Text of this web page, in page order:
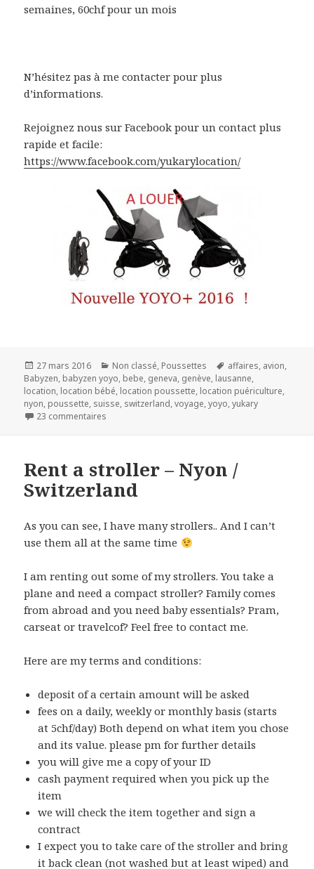
semaines, 60chf pour un mois
N’hésitez pas à me contacter pour plus
d’informations.
Rejoignez nous sur Facebook pour un contact plus
rapide et facile:
https://www.facebook.com/yukarylocation/
Publié
le
27 mars 2016 Catégories
Non classé, Poussettes
Mots-
clés
affaires, avion,
Babyzen, babyzen yoyo, bebe, geneva, genève, lausanne,
location, location bébé, location poussette, location puériculture,
nyon, poussette, suisse, switzerland,voyage,yoyo,yukary
23 commentaires
Rent a stroller – Nyon /
Switzerland
As you can see, I have many strollers.. And I can’t
use them all at the same time
I am renting out some of my strollers. You take a
plane and need a compact stroller? Family comes
from abroad and you need baby essentials? Pram,
carseat or travelcof? Feel free to contact me.
Here are my terms and conditions:
deposit of a certain amount will be asked
fees on a daily, weekly or monthly basis (starts
at 5chf/day) Both depend on what item you chose
and its value. please pm for further details
you will give me a copy of your ID
cash payment required when you pick up the
item
we will check the item together and sign a
contract
I expect you to take care of the stroller and bring
it back clean (not washed but at least wiped) and